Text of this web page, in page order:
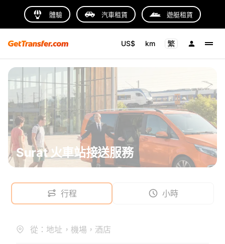
體驗 汽車租賃 遊艇租賃
US$ km
Surat 火車站接送服務
行程 小時
從：地址，機場，酒店